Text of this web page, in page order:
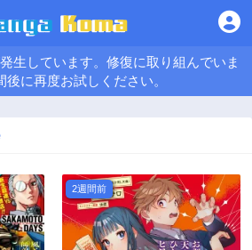
生しています。修復に取り組んでいま
後に再度お試しください。
2週間前